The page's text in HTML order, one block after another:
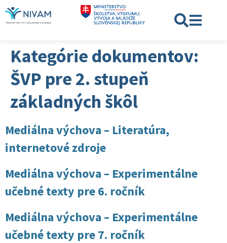
Kategórie dokumentov:
ŠVP pre 2. stupeň
základných škôl
Mediálna výchova – Literatúra,
internetové zdroje
Mediálna výchova – Experimentálne
učebné texty pre 6. ročník
Mediálna výchova – Experimentálne
učebné texty pre 7. ročník